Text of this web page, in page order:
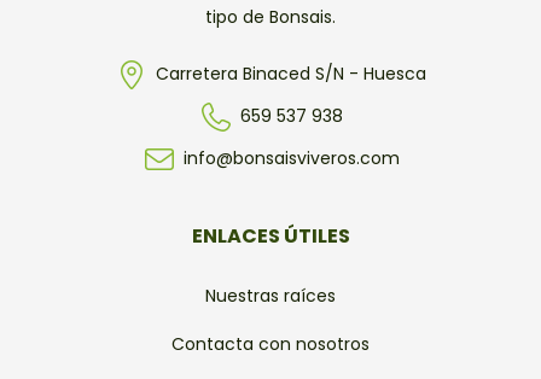
tipo de Bonsais.
Carretera Binaced S/N - Huesca
659 537 938
info@bonsaisviveros.com
ENLACES ÚTILES
Nuestras raíces
Contacta con nosotros